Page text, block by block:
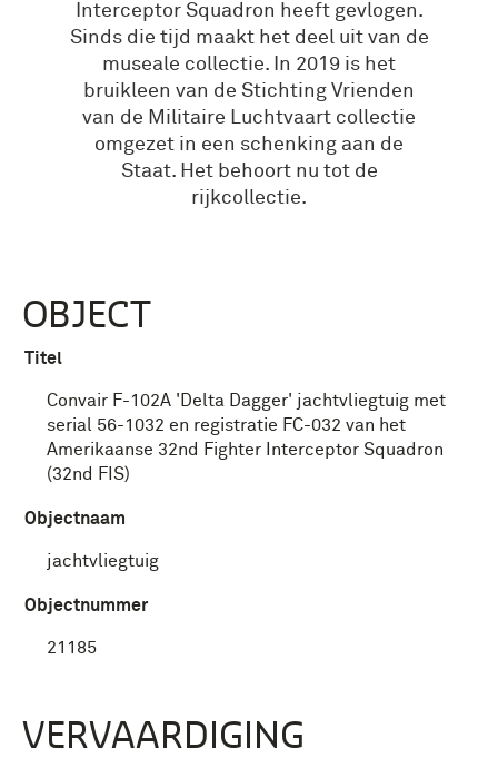
Interceptor Squadron heeft gevlogen.
Sinds die tijd maakt het deel uit van de
museale collectie. In 2019 is het
bruikleen van de Stichting Vrienden
van de Militaire Luchtvaart collectie
omgezet in een schenking aan de
Staat. Het behoort nu tot de
rijkcollectie.
OBJECT
Titel
Convair F-102A 'Delta Dagger' jachtvliegtuig met
serial 56-1032 en registratie FC-032 van het
Amerikaanse 32nd Fighter Interceptor Squadron
(32nd FIS)
Objectnaam
jachtvliegtuig
Objectnummer
21185
VERVAARDIGING